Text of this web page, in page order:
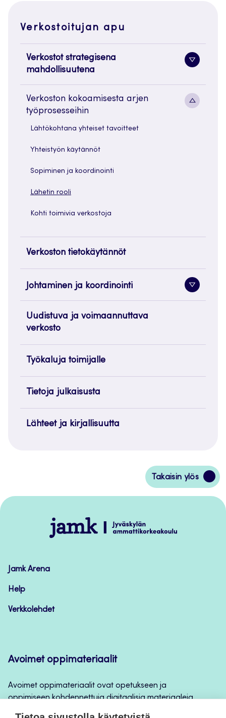
Verkostoitujan apu
Verkostot strategisena
mahdollisuutena
Verkoston kokoamisesta arjen
työprosesseihin
Lähtökohtana yhteiset tavoitteet
Yhteistyön käytännöt
Sopiminen ja koordinointi
Lähetin rooli
Kohti toimivia verkostoja
Verkoston tietokäytännöt
Johtaminen ja koordinointi
painike
Uudistuva ja voimaannuttava
verkosto
Työkaluja toimijalle
Tietoja julkaisusta
Lähteet ja kirjallisuutta
Takaisin ylös
Siirry
takaisin
Jamk
–
Jamk Arena
Help
Verkkolehdet
Avoimet oppimateriaalit
Avoimet oppimateriaalit ovat opetukseen ja
oppimiseen kohdennettuja digitaalisia materiaaleja,